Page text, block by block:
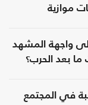
موازية
واجهة المشهد
ما بعد الحرب؟
في المجتمع